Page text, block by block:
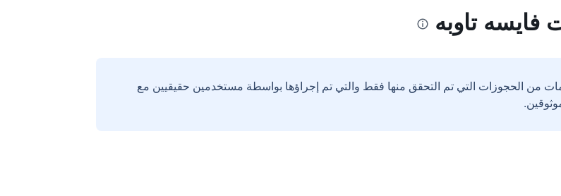
فايسه تاوبه
من الحجوزات التي تم التحقق منها فقط والتي تم إجراؤها بواسطة مستخدمين حقيقيين مع